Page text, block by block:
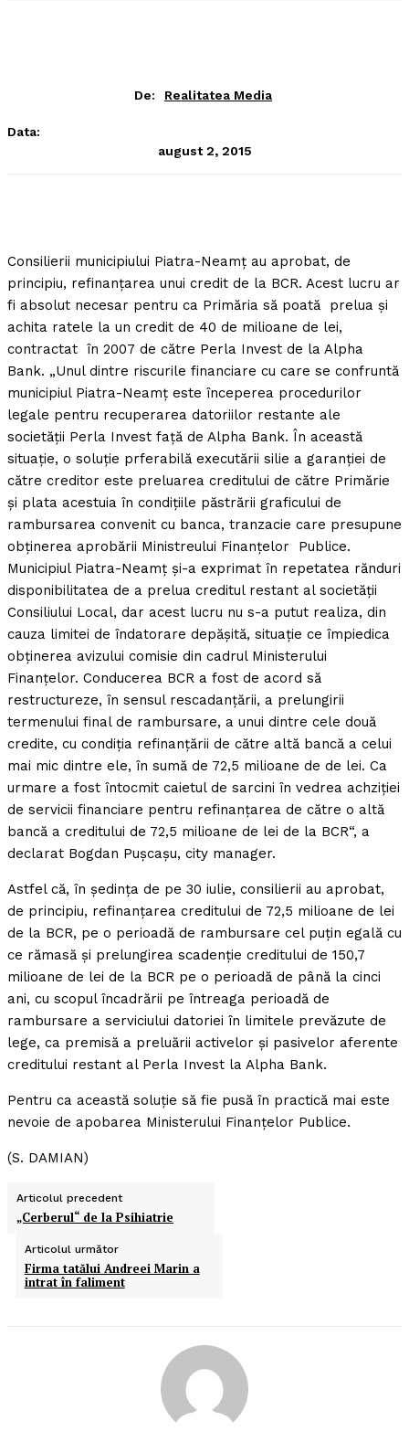
De: Realitatea Media
Data:
august 2, 2015
Consilierii municipiului Piatra-Neamţ au aprobat, de
principiu, refinanţarea unui credit de la BCR. Acest lucru ar
fi absolut necesar pentru ca Primăria să poată prelua şi
achita ratele la un credit de 40 de milioane de lei,
contractat în 2007 de către Perla Invest de la Alpha
Bank. „Unul dintre riscurile financiare cu care se confruntă
municipiul Piatra-Neamţ este începerea procedurilor
legale pentru recuperarea datoriilor restante ale
societăţii Perla Invest faţă de Alpha Bank. În această
situaţie, o soluţie prferabilă executării silie a garanţiei de
către creditor este preluarea creditului de către Primărie
şi plata acestuia în condiţiile păstrării graficului de
rambursarea convenit cu banca, tranzacie care presupune
obţinerea aprobării Ministreului Finanţelor Publice.
Municipiul Piatra-Neamţ şi-a exprimat în repetatea rănduri
disponibilitatea de a prelua creditul restant al societăţii
Consiliului Local, dar acest lucru nu s-a putut realiza, din
cauza limitei de îndatorare depăşită, situaţie ce împiedica
obţinerea avizului comisie din cadrul Ministerului
Finanţelor. Conducerea BCR a fost de acord să
restructureze, în sensul rescadanţării, a prelungirii
termenului final de rambursare, a unui dintre cele două
credite, cu condiţia refinanţării de către altă bancă a celui
mai mic dintre ele, în sumă de 72,5 milioane de de lei. Ca
urmare a fost întocmit caietul de sarcini în vedrea achziţiei
de servicii financiare pentru refinanţarea de către o altă
bancă a creditului de 72,5 milioane de lei de la BCR“, a
declarat Bogdan Puşcaşu, city manager.
Astfel că, în şedinţa de pe 30 iulie, consilierii au aprobat,
de principiu, refinanţarea creditului de 72,5 milioane de lei
de la BCR, pe o perioadă de rambursare cel puţin egală cu
ce rămasă şi prelungirea scadenţie creditului de 150,7
milioane de lei de la BCR pe o perioadă de până la cinci
ani, cu scopul încadrării pe întreaga perioadă de
rambursare a serviciului datoriei în limitele prevăzute de
lege, ca premisă a preluării activelor şi pasivelor aferente
creditului restant al Perla Invest la Alpha Bank.
Pentru ca această soluţie să fie pusă în practică mai este
nevoie de apobarea Ministerului Finanţelor Publice.
(S. DAMIAN)
Articolul precedent
„Cerberul“ de la Psihiatrie
Articolul următor
Firma tatălui Andreei Marin a
intrat în faliment